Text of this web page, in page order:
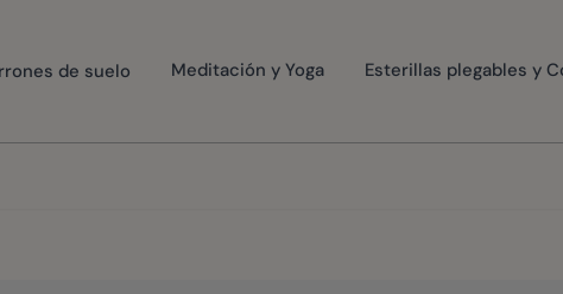
de suelo Meditación y Yoga Esterillas plegables y